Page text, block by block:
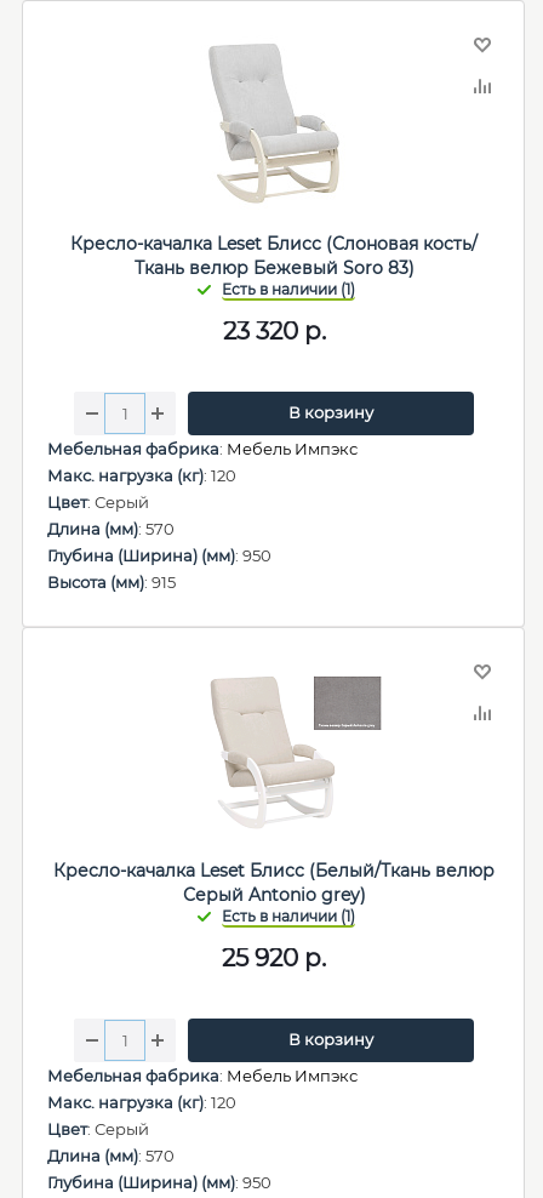
Кресло-качалка Leset Блисс (Слоновая кость/
Ткань велюр Бежевый Soro 83)
23 320р.
В корзину
Мебельная фабрика: Мебель Импэкс
Макс. нагрузка (кг): 120
Цвет: Серый
Длина (мм): 570
Глубина (Ширина) (мм): 950
Высота (мм): 915
Кресло-качалка Leset Блисс (Белый/Ткань велюр
Серый Antonio grey)
25 920 р.
В корзину
Мебельная фабрика: Мебель Импэкс
Макс. нагрузка (кг): 120
Цвет: Серый
Длина (мм): 570
Глубина (Ширина) (мм): 950